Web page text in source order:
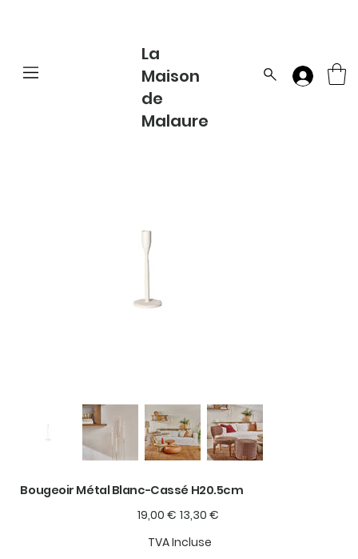
La
Maison
de
Malaure
Bougeoir Métal Blanc-Cassé H20.5cm
Prix
d’origine
19,00 € Prix
promotionnel
13,30 €
TVA Incluse